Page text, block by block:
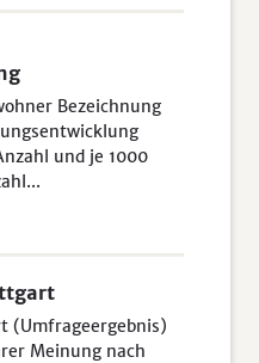
Bezeichnung
und je 1000
(Umfrageergebnis)
Meinung nach